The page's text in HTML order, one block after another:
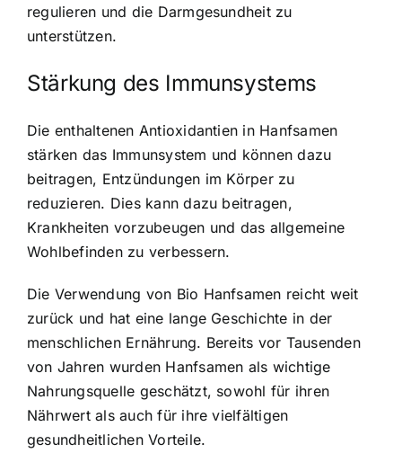
regulieren und die Darmgesundheit zu
unterstützen.
Stärkung des Immunsystems
Die enthaltenen Antioxidantien in Hanfsamen
stärken das Immunsystem und können dazu
beitragen, Entzündungen im Körper zu
reduzieren. Dies kann dazu beitragen,
Krankheiten vorzubeugen und das allgemeine
Wohlbefinden zu verbessern.
Die Verwendung von Bio Hanfsamen reicht weit
zurück und hat eine lange Geschichte in der
menschlichen Ernährung. Bereits vor Tausenden
von Jahren wurden Hanfsamen als wichtige
Nahrungsquelle geschätzt, sowohl für ihren
Nährwert als auch für ihre vielfältigen
gesundheitlichen Vorteile.